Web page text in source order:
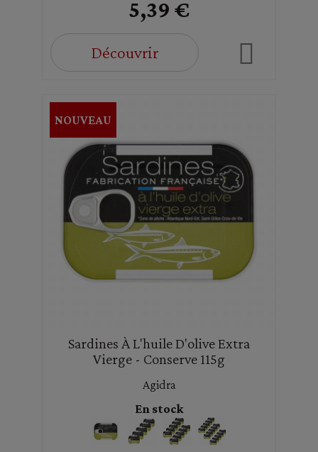
5,39 €
Découvrir
Sardines À L'huile D'olive Extra
Vierge - Conserve 115g
Agidra
En stock
NOUVEAU